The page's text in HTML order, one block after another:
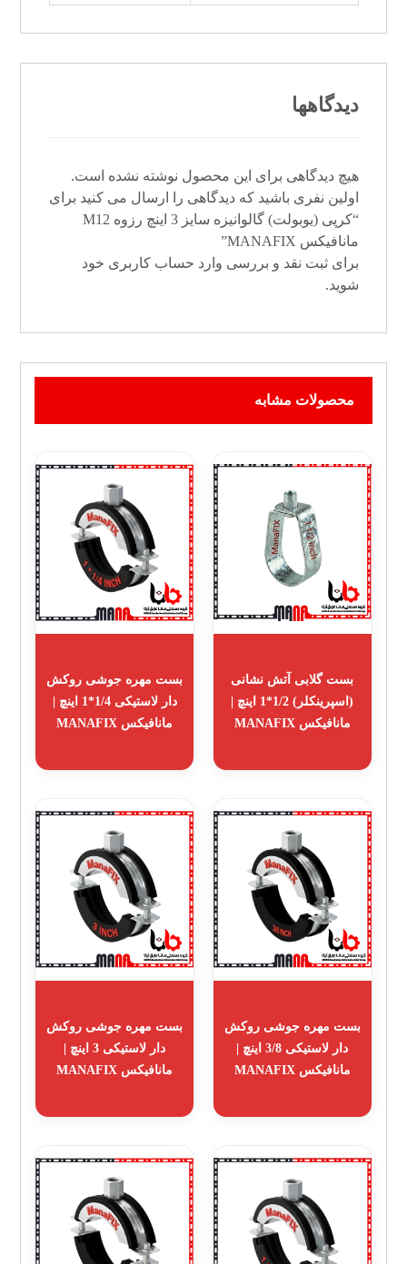
دیدگاهها
هیچ دیدگاهی برای این محصول نوشته نشده است.
اولین نفری باشید که دیدگاهی را ارسال می کنید برای
“کرپی (یوبولت) گالوانیزه سایز 3 اینچ رزوه M12
مانافیکس MANAFIX”
برای ثبت نقد و بررسی وارد حساب کاربری خود
شوید.
محصولات مشابه
بست گلابی آتش نشانی
(اسپرینکلر) 1/2*1 اینچ |
مانافیکس MANAFIX
بست مهره جوشی روکش
دار لاستیکی 1/4*1 اینچ |
مانافیکس MANAFIX
بست مهره جوشی روکش
دار لاستیکی 3/8 اینچ |
مانافیکس MANAFIX
بست مهره جوشی روکش
دار لاستیکی 3 اینچ |
مانافیکس MANAFIX